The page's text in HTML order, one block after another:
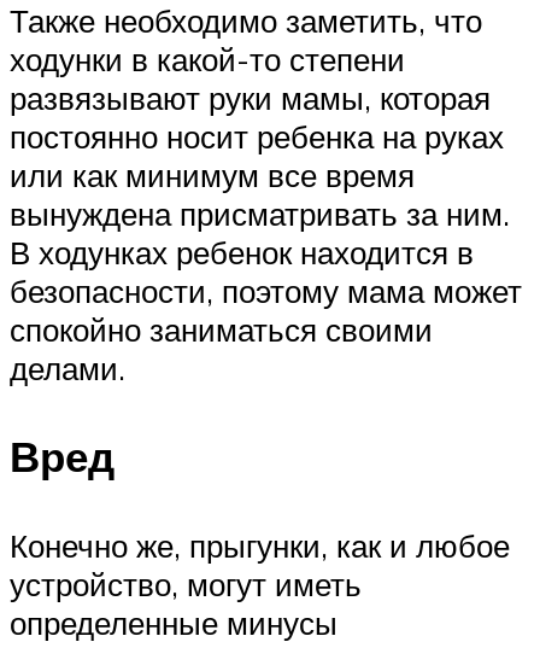
Также необходимо заметить, что
ходунки в какой-то степени
развязывают руки мамы, которая
постоянно носит ребенка на руках
или как минимум все время
вынуждена присматривать за ним.
В ходунках ребенок находится в
безопасности, поэтому мама может
спокойно заниматься своими
делами.
Вред
Конечно же, прыгунки, как и любое
устройство, могут иметь
определенные минусы